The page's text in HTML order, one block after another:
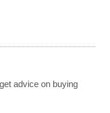
advice on buying